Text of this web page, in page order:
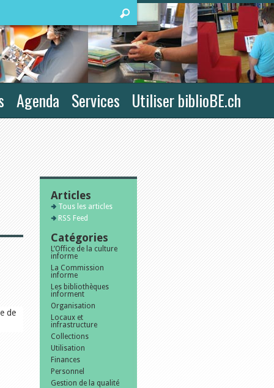
Agenda Services Utiliser biblioBE.ch
de
Articles
Tous les articles
RSS Feed
Catégories
L’Office de la culture
informe
La Commission
informe
Les bibliothèques
informent
Organisation
Locaux et
infrastructure
Collections
Utilisation
Finances
Personnel
Gestion de la qualité